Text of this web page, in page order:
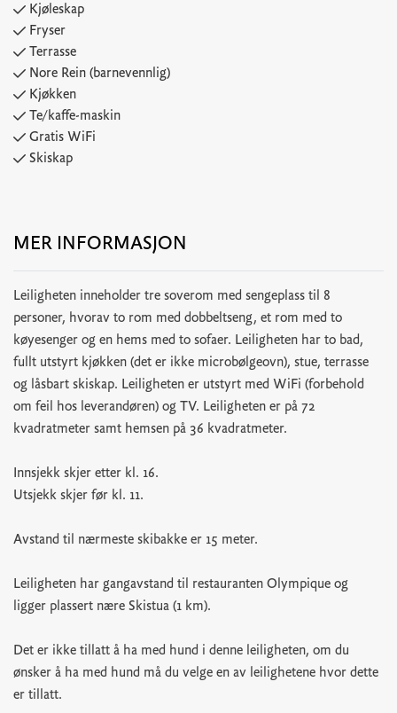
Kjøleskap
Fryser
Terrasse
Nore Rein (barnevennlig)
Kjøkken
Te/kaffe-maskin
Gratis WiFi
Skiskap
MER INFORMASJON
Leiligheten inneholder tre soverom med sengeplass til 8
personer, hvorav to rom med dobbeltseng, et rom med to
køyesenger og en hems med to sofaer. Leiligheten har to bad,
fullt utstyrt kjøkken (det er ikke microbølgeovn), stue, terrasse
og låsbart skiskap. Leiligheten er utstyrt med WiFi (forbehold
om feil hos leverandøren) og TV. Leiligheten er på 72
kvadratmeter samt hemsen på 36 kvadratmeter.
Innsjekk skjer etter kl. 16.
Utsjekk skjer før kl. 11.
Avstand til nærmeste skibakke er 15 meter.
Leiligheten har gangavstand til restauranten Olympique og
ligger plassert nære Skistua (1 km).
Det er ikke tillatt å ha med hund i denne leiligheten, om du
ønsker å ha med hund må du velge en av leilighetene hvor dette
er tillatt.